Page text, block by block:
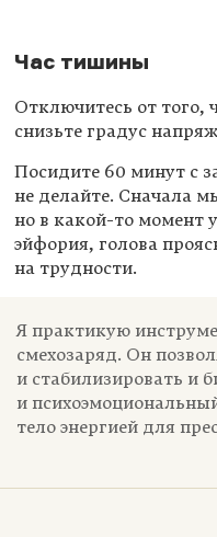
Час тишины
Отключитесь от того,
снизьте градус
Посидите 60 минут с
не делайте. Сначала
но в какой-то момент
эйфория, голова
на трудности.
Я практикую
смехозаряд. Он
и стабилизировать и
и
тело энергией для